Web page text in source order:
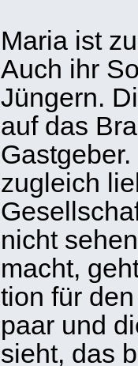
Maria ist
Auch ihr
Jün­gern.
auf das
zugleich
nicht
macht,
tion für
paar und
sieht, das